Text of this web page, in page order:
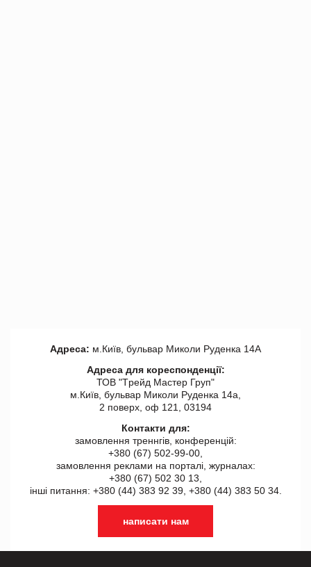
Адреса: м.Київ, бульвар Миколи Руденка 14А
Адреса для кореспонденції:
ТОВ "Tрейд Мастер Груп"
м.Київ, бульвар Миколи Руденка 14а,
2 поверх, оф 121, 03194
Контакти для:
замовлення треннгів, конференцій:
+380 (67) 502-99-00,
замовлення реклами на порталі, журналах:
+380 (67) 502 30 13,
інші питання: +380 (44) 383 92 39, +380 (44) 383 50 34.
написати нам